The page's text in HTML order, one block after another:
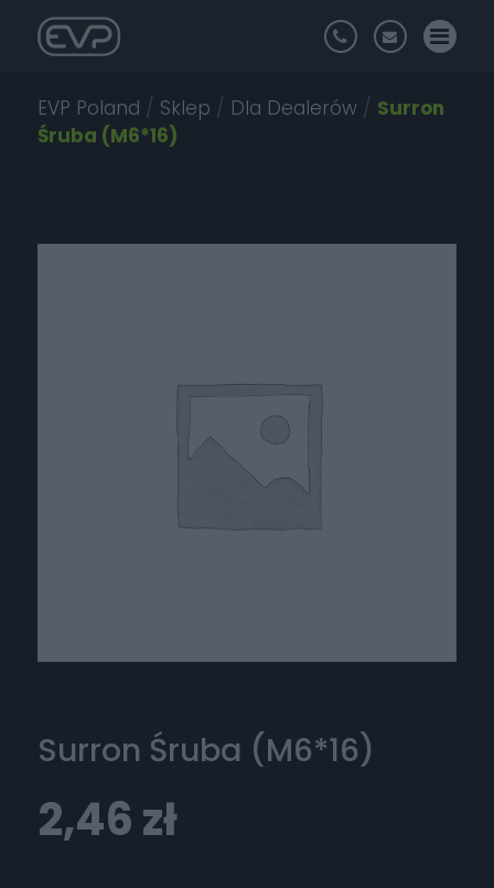
EVP Poland / Sklep / Dla Dealerów / Surron
Śruba (M6*16)
Surron Śruba (M6*16)
2,46zł